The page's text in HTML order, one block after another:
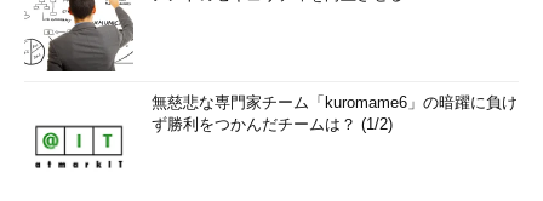
無慈悲な専門家チーム「kuromame6」の暗躍に負け
ず勝利をつかんだチームは？ (1/2)